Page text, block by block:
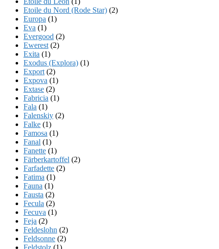
Etoile du Nord (Rode Star) (2)
Europa (1)
Eva (1)
Evergood (2)
Ewerest (2)
Exita (1)
Exodus (Explora) (1)
Export (2)
Expova (1)
Extase (2)
Fabricia (1)
Fala (1)
Falenskiy (2)
Falke (1)
Famosa (1)
Fanal (1)
Fanette (1)
Färberkartoffel (2)
Farfadette (2)
Fatima (1)
Fauna (1)
Fausta (2)
Fecula (2)
Fecuva (1)
Feja (2)
Feldeslohn (2)
Feldsonne (2)
Feldstolz (1)